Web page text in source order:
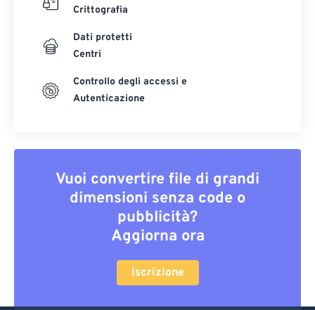
Crittografia
Dati protetti
Centri
Controllo degli accessi e
Autenticazione
Vuoi convertire file di grandi
dimensioni senza code o
pubblicità?
Aggiorna ora
Iscrizione